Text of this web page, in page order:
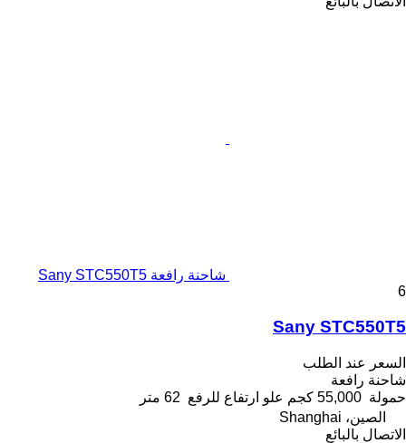
شاحنة رافعة Sany STC550T5
6
Sany STC550T5
السعر عند الطلب
شاحنة رافعة
حمولة 55,000 كجم علو ارتفاع للرفع 62 متر
الصين، Shanghai
الاتصال بالبائع